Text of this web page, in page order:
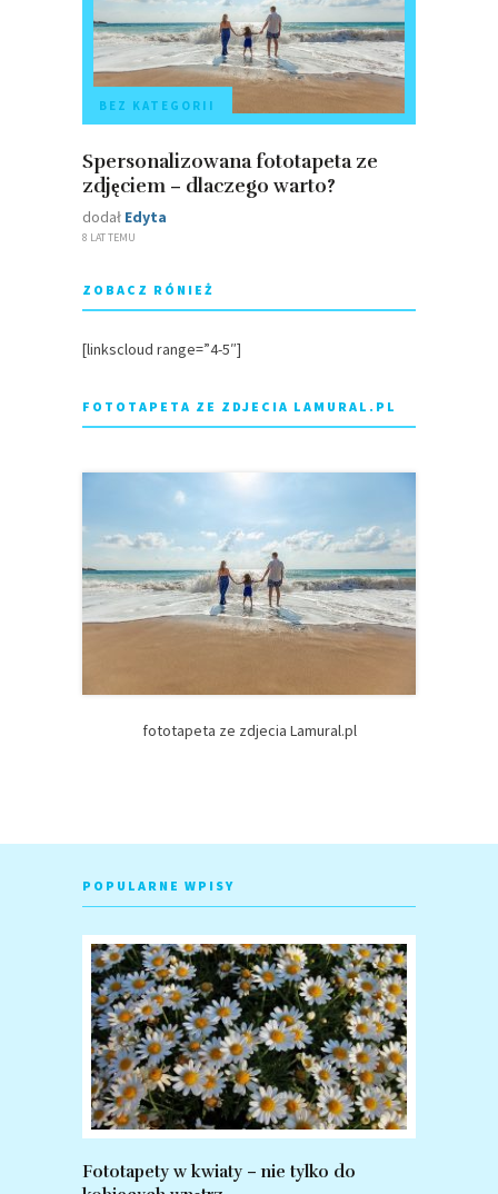
BEZ KATEGORII
Spersonalizowana fototapeta ze
zdjęciem – dlaczego warto?
dodał Edyta
8 LAT TEMU
ZOBACZ RÓNIEŻ
[linkscloud range=”4-5″]
FOTOTAPETA ZE ZDJECIA LAMURAL.PL
fototapeta ze zdjecia Lamural.pl
POPULARNE WPISY
Fototapety w kwiaty – nie tylko do